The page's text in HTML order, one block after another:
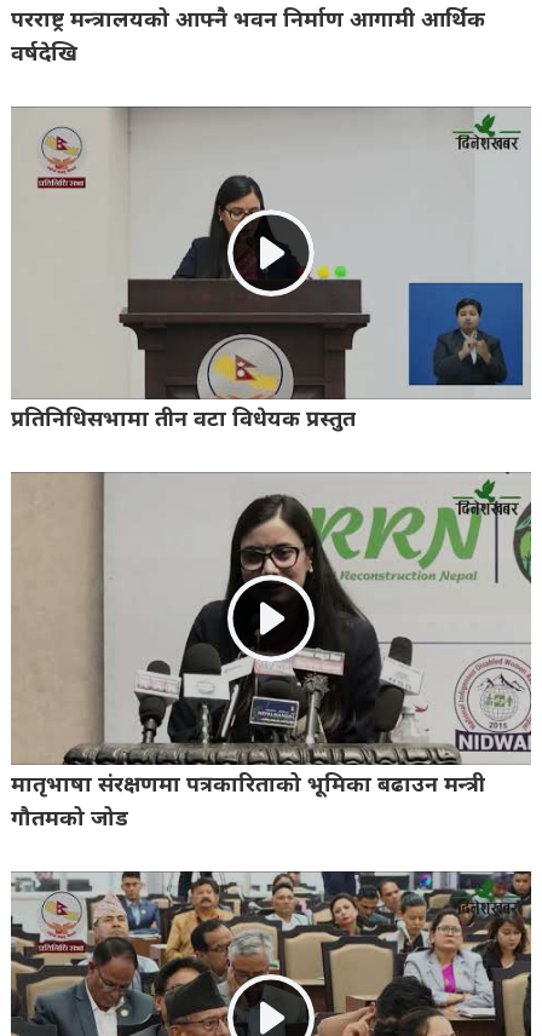
परराष्ट्र मन्त्रालयको आफ्नै भवन निर्माण आगामी आर्थिक
वर्षदेखि
प्रतिनिधिसभामा तीन वटा विधेयक प्रस्तुत
मातृभाषा संरक्षणमा पत्रकारिताको भूमिका बढाउन मन्त्री
गौतमको जोड